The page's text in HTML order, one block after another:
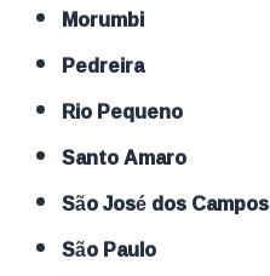
Morumbi
Pedreira
Rio Pequeno
Santo Amaro
São José dos Campos
São Paulo